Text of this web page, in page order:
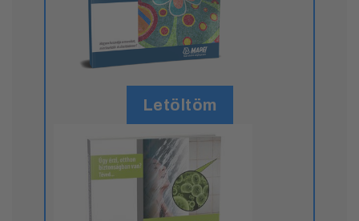
Letöltöm